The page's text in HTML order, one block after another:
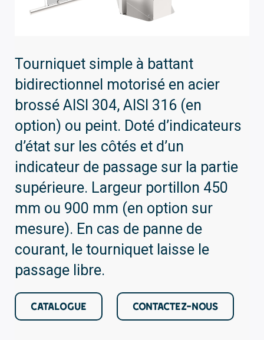
Tourniquet simple à battant
bidirectionnel motorisé en acier
brossé AISI 304, AISI 316 (en
option) ou peint. Doté d’indicateurs
d’état sur les côtés et d’un
indicateur de passage sur la partie
supérieure. Largeur portillon 450
mm ou 900 mm (en option sur
mesure). En cas de panne de
courant, le tourniquet laisse le
passage libre.
CATALOGUE CONTACTEZ-NOUS